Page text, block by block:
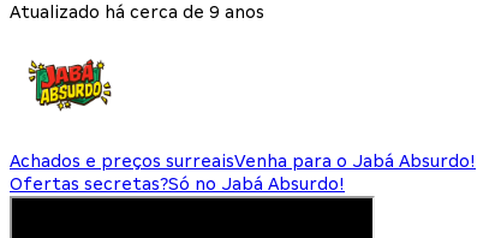
Atualizado há cerca de 9 anos
Achados e preços surreaisVenha para o Jabá Absurdo!
Ofertas secretas?Só no Jabá Absurdo!